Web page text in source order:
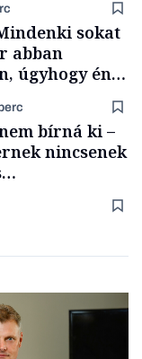
sokat
abban
úgyhogy én
akartam
bírná ki –
nincsenek